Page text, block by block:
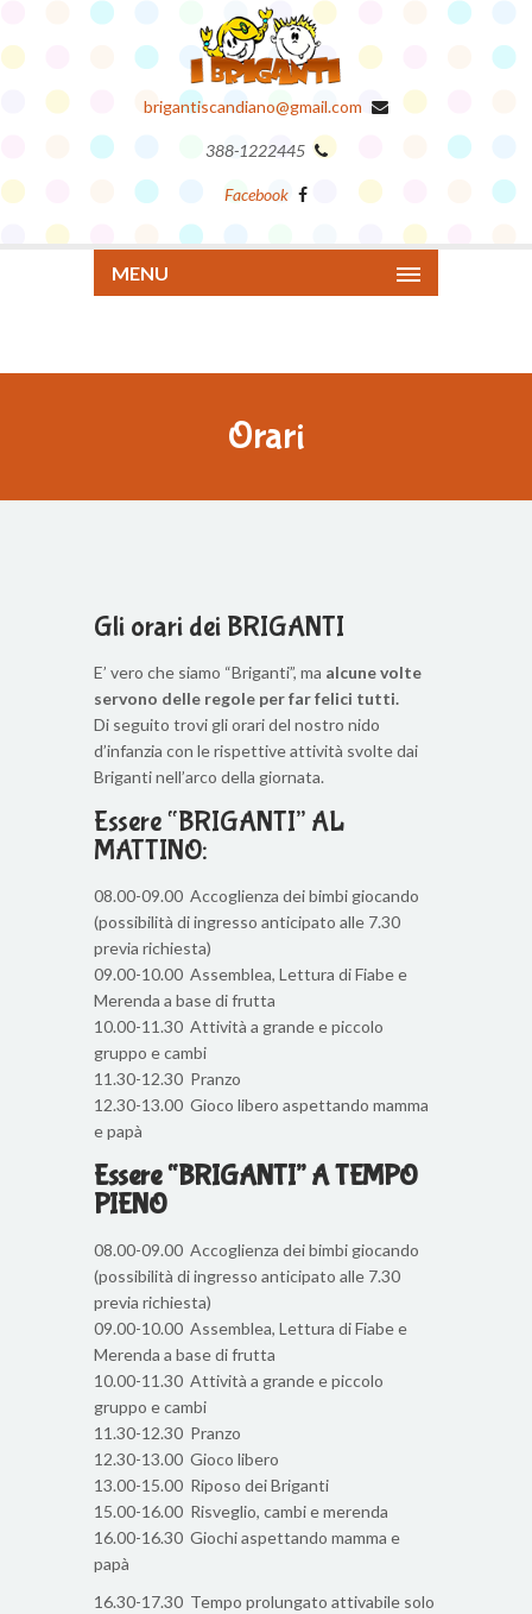
brigantiscandiano@gmail.com
388-1222445
Facebook
MENU
Orari
Gli orari dei BRIGANTI
E’ vero che siamo “Briganti”, ma alcune volte
servono delle regole per far felici tutti.
Di seguito trovi gli orari del nostro nido
d’infanzia con le rispettive attività svolte dai
Briganti nell’arco della giornata.
Essere “BRIGANTI” AL
MATTINO:
08.00-09.00 Accoglienza dei bimbi giocando
(possibilità di ingresso anticipato alle 7.30
previa richiesta)
09.00-10.00 Assemblea, Lettura di Fiabe e
Merenda a base di frutta
10.00-11.30 Attività a grande e piccolo
gruppo e cambi
11.30-12.30 Pranzo
12.30-13.00 Gioco libero aspettando mamma
e papà
Essere “BRIGANTI” A TEMPO
PIENO
08.00-09.00 Accoglienza dei bimbi giocando
(possibilità di ingresso anticipato alle 7.30
previa richiesta)
09.00-10.00 Assemblea, Lettura di Fiabe e
Merenda a base di frutta
10.00-11.30 Attività a grande e piccolo
gruppo e cambi
11.30-12.30 Pranzo
12.30-13.00 Gioco libero
13.00-15.00 Riposo dei Briganti
15.00-16.00 Risveglio, cambi e merenda
16.00-16.30 Giochi aspettando mamma e
papà
16.30-17.30 Tempo prolungato attivabile solo